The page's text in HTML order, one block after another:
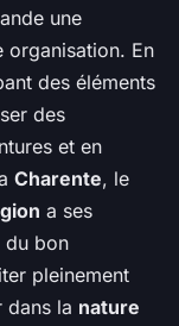
une
organisation. En
des éléments
des
et en
Charente, le
a ses
du bon
pleinement
dans la nature